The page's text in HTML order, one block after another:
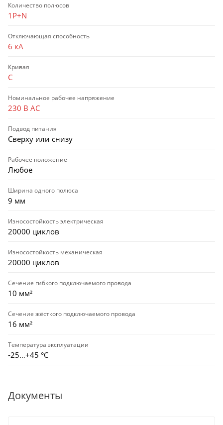
Количество полюсов
1P+N
Отключающая способность
6 кА
Кривая
C
Номинальное рабочее напряжение
230 В AC
Подвод питания
Сверху или снизу
Рабочее положение
Любое
Ширина одного полюса
9 мм
Износостойкость электрическая
20000 циклов
Износостойкость механическая
20000 циклов
Сечение гибкого подключаемого провода
10 мм²
Сечение жёсткого подключаемого провода
16 мм²
Температура эксплуатации
-25…+45 °С
Документы